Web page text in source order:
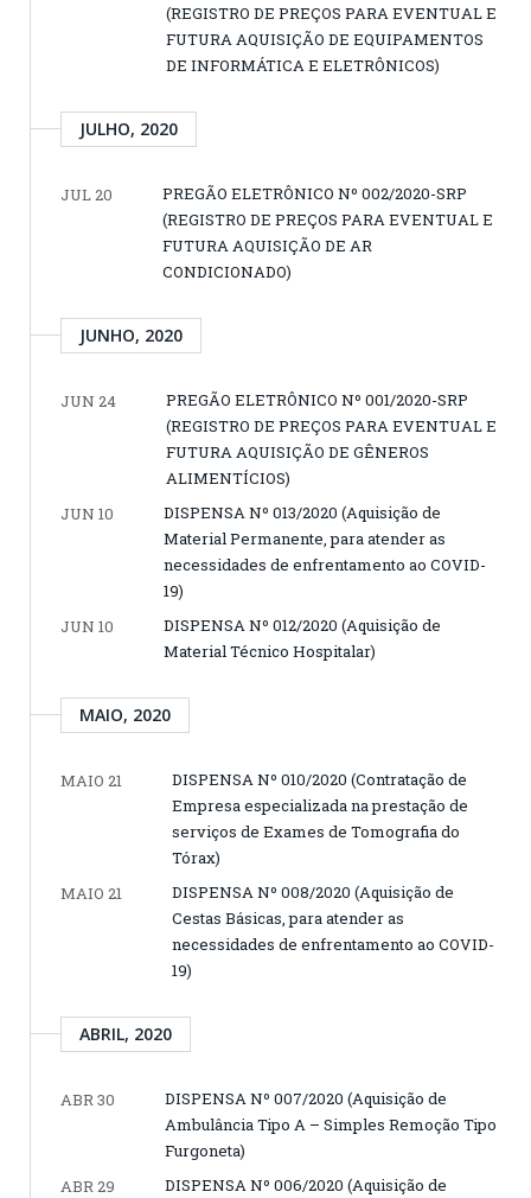
(REGISTRO DE PREÇOS PARA EVENTUAL E
FUTURA AQUISIÇÃO DE EQUIPAMENTOS
DE INFORMÁTICA E ELETRÔNICOS)
JULHO, 2020
JUL 20
PREGÃO ELETRÔNICO Nº 002/2020-SRP
(REGISTRO DE PREÇOS PARA EVENTUAL E
FUTURA AQUISIÇÃO DE AR
CONDICIONADO)
JUNHO, 2020
JUN 24
PREGÃO ELETRÔNICO Nº 001/2020-SRP
(REGISTRO DE PREÇOS PARA EVENTUAL E
FUTURA AQUISIÇÃO DE GÊNEROS
ALIMENTÍCIOS)
JUN 10
DISPENSA Nº 013/2020 (Aquisição de
Material Permanente, para atender as
necessidades de enfrentamento ao COVID-
19)
JUN 10
DISPENSA Nº 012/2020 (Aquisição de
Material Técnico Hospitalar)
MAIO, 2020
MAIO 21
DISPENSA Nº 010/2020 (Contratação de
Empresa especializada na prestação de
serviços de Exames de Tomografia do
Tórax)
MAIO 21
DISPENSA Nº 008/2020 (Aquisição de
Cestas Básicas, para atender as
necessidades de enfrentamento ao COVID-
19)
ABRIL, 2020
ABR 30
DISPENSA Nº 007/2020 (Aquisição de
Ambulância Tipo A – Simples Remoção Tipo
Furgoneta)
ABR 29
DISPENSA Nº 006/2020 (Aquisição de